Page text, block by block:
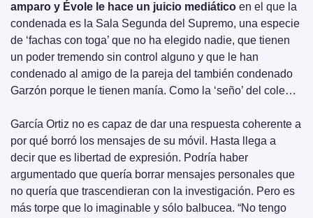
amparo y Évole le hace un juicio mediático en el que la
condenada es la Sala Segunda del Supremo, una especie
de ‘fachas con toga’ que no ha elegido nadie, que tienen
un poder tremendo sin control alguno y que le han
condenado al amigo de la pareja del también condenado
Garzón porque le tienen manía. Como la ‘seño’ del cole…
García Ortiz no es capaz de dar una respuesta coherente a
por qué borró los mensajes de su móvil. Hasta llega a
decir que es libertad de expresión. Podría haber
argumentado que quería borrar mensajes personales que
no quería que trascendieran con la investigación. Pero es
más torpe que lo imaginable y sólo balbucea. “No tengo